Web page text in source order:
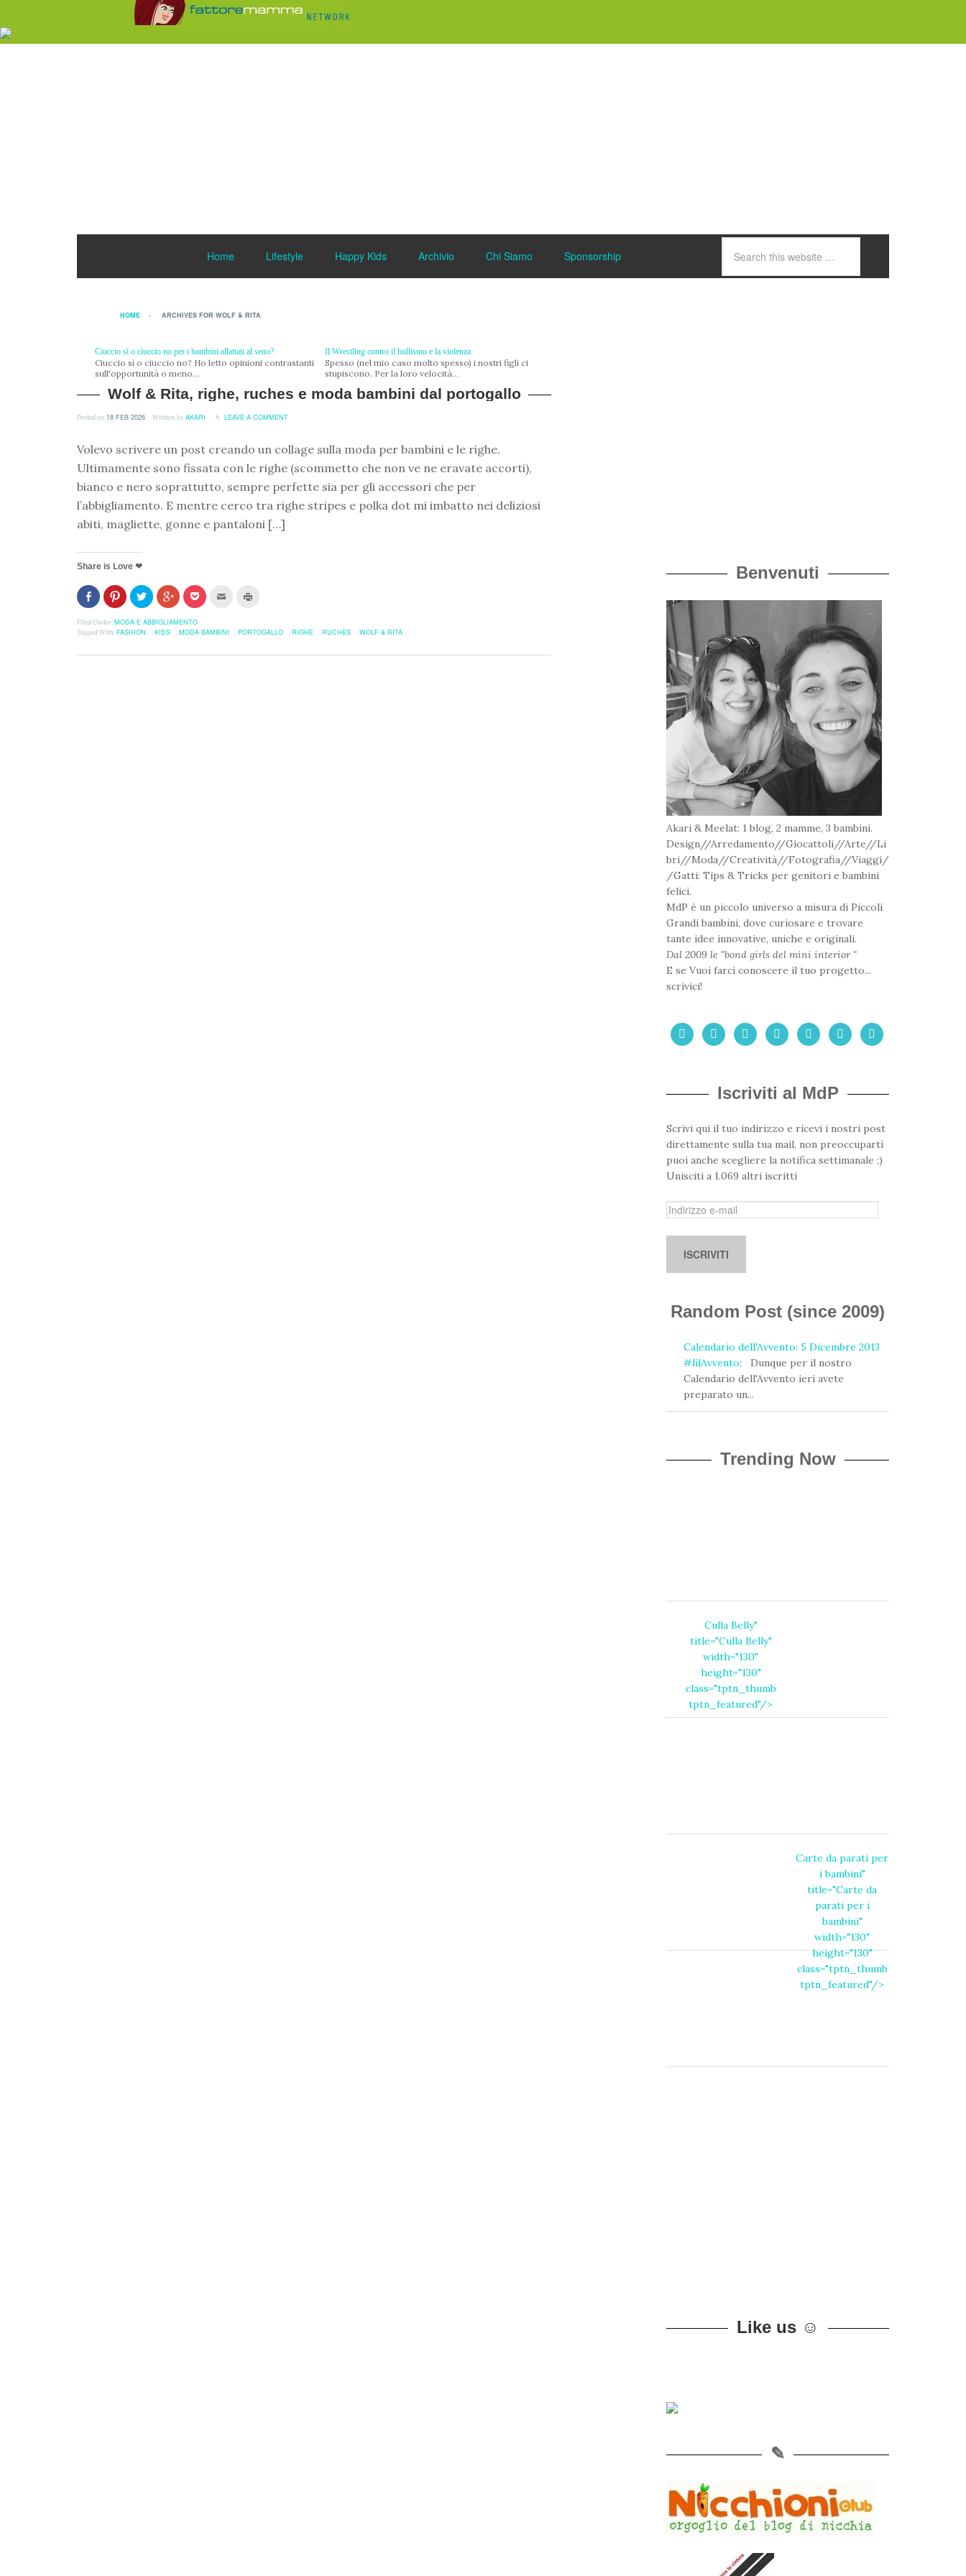
Home Lifestyle Happy Kids Archivio Chi Siamo Sponsorship
HOME ARCHIVES FOR WOLF & RITA
Ciuccio sì o ciuccio no per i bambini allattati al seno?
Ciuccio sì o ciuccio no? Ho letto opinioni contrastanti
sull'opportunità o meno...
Il Wrestling contro il bullismo e la violenza
Spesso (nel mio caso molto spesso) i nostri figli ci
stupiscono. Per la loro velocità...
Wolf & Rita, righe, ruches e moda bambini dal portogallo
Posted on 18 FEB 2026 Written by AKARI LEAVE A COMMENT
Volevo scrivere un post creando un collage sulla moda per bambini e le righe.
Ultimamente sono fissata con le righe (scommetto che non ve ne eravate accorti),
bianco e nero soprattutto, sempre perfette sia per gli accessori che per
l’abbigliamento. E mentre cerco tra righe stripes e polka dot mi imbatto nei deliziosi
abiti, magliette, gonne e pantaloni […]
Share is Love ❤
Fai
clic
condividere
su
Facebook
apre
Clicca
per
condividere
su
Pinterest
(Si
in
Clicca
per
condividere
su
Twitter
(Si
in
Clicca
per
condividere
su
Google+
(Si
in
Clicca
per
Pocket
(Si
in
Clicca
via
mail
un
apre
in
nuova
Filed Under:MODA E ABBIGLIAMENTO
Tagged With:FASHION KIDS MODA BAMBINI PORTOGALLO RIGHE RUCHES WOLF & RITA
Benvenuti
Akari & Meelat: 1 blog, 2 mamme, 3 bambini.
Design//Arredamento//Giocattoli//Arte//Li
bri//Moda//Creatività//Fotografia//Viaggi/
/Gatti: Tips & Tricks per genitori e bambini
felici.
MdP è un piccolo universo a misura di Piccoli
Grandi bambini, dove curiosare e trovare
tante idee innovative, uniche e originali.
Dal 2009 le "bond girls del mini interior "
E se Vuoi farci conoscere il tuo progetto...
scrivici!
      
Iscriviti al MdP
Scrivi qui il tuo indirizzo e ricevi i nostri post
direttamente sulla tua mail, non preoccuparti
puoi anche scegliere la notifica settimanale ;)
Unisciti a 1.069 altri iscritti
I
r
z
z
i
Random Post (since 2009)
Calendario dell'Avvento: 5 Dicembre 2013
#lilAvvento: Dunque per il nostro
Calendario dell'Avvento ieri avete
preparato un...
Trending Now
Culla Belly"
title="Culla Belly"
width="130"
height="130"
class="tptn_thumb
tptn_featured"/>
Carte da parati per
i bambini"
title="Carte da
parati per i
bambini"
width="130"
height="130"
class="tptn_thumb
tptn_featured"/>
Like us ☺
✎